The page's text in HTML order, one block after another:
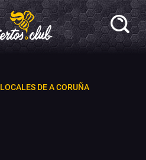
LOCALES DE A CORUÑA